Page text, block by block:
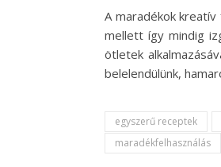
A maradékok
mellett így mindig
ötletek
belelendülünk,
egyszerű receptek
maradékfelhasználás